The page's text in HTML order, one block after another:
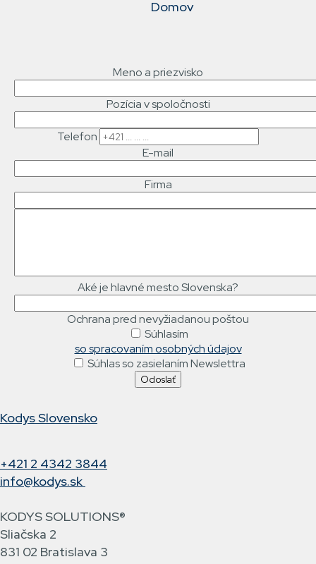
Domov
Meno a priezvisko
Pozícia v spoločnosti
Telefon
E-mail
Firma
Aké je hlavné mesto Slovenska?
Ochrana pred nevyžiadanou poštou
Súhlasím
so spracovaním osobných údajov
Súhlas so zasielaním Newslettra
Kodys Slovensko
+421 2 4342 3844
info@kodys.sk
KODYS SOLUTIONS®
Sliačska 2
831 02 Bratislava 3